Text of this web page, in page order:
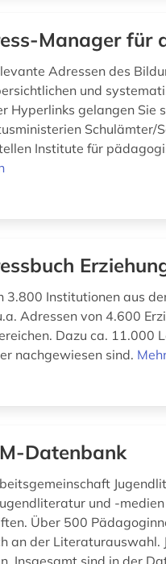
Manager für
Adressen des
und
Hyperlinks gelangen
Schulämter/
Institute für
3.800 Institutionen aus
Adressen von 4.600
Dazu ca. 11.000
nachgewiesen sind.
Datenbank
und -
Über 500
an der Literaturauswahl.